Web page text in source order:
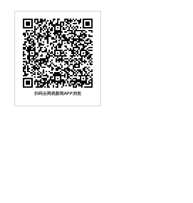
扫码去网易新闻APP浏览